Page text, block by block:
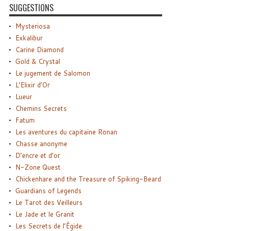
SUGGESTIONS
Mysteriosa
Exkalibur
Carine Diamond
Gold & Crystal
Le jugement de Salomon
L’Elixir d’Or
Lueur
Chemins Secrets
Fatum
Les aventures du capitaine Ronan
Chasse anonyme
D’encre et d’or
N-Zone Quest
Chickenhare and the Treasure of Spiking-Beard
Guardians of Legends
Le Tarot des Veilleurs
Le Jade et le Granit
Les Secrets de l’Égide